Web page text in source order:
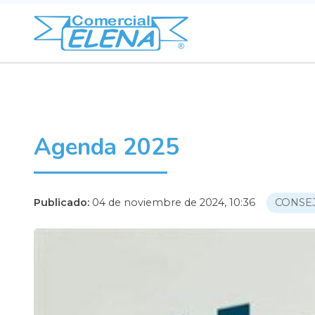
Agenda 2025
Publicado: 04 de noviembre de 2024, 10:36